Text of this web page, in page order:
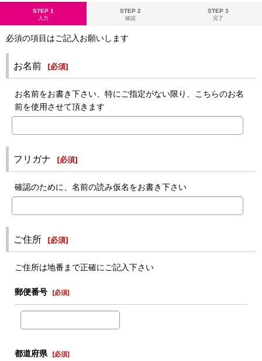
STEP 1
入力
STEP 2
確認
STEP 3
完了
必須の項目はご記入お願いします
お名前 [必須]
お名前をお書き下さい、特にご指定がない限り、こちらのお名
前を使用させて頂きます
フリガナ [必須]
確認のために、名前の読み仮名をお書き下さい
ご住所 [必須]
ご住所は地番まで正確にご記入下さい
郵便番号 [必須]
都道府県 [必須]